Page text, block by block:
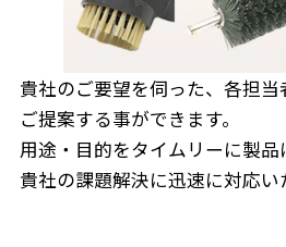
貴社のご要望を伺った、各担当
ご提案する事ができます。
用途・目的をタイムリーに製品
貴社の課題解決に迅速に対応い